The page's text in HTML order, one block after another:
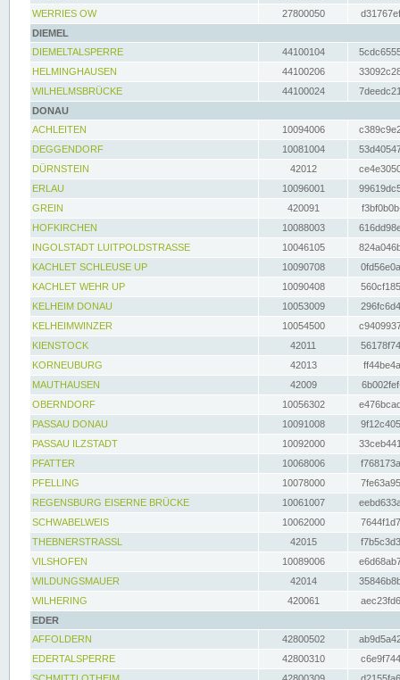
WERRIES OW
27800050
DIEMEL
DIEMELTALSPERRE
44100104
HELMINGHAUSEN
44100206
WILHELMSBRÜCKE
44100024
DONAU
ACHLEITEN
10094006
DEGGENDORF
10081004
DÜRNSTEIN
42012
ERLAU
10096001
GREIN
420091
HOFKIRCHEN
10088003
INGOLSTADT LUITPOLDSTRASSE
10046105
KACHLET SCHLEUSE UP
10090708
KACHLET WEHR UP
10090408
KELHEIM DONAU
10053009
KELHEIMWINZER
10054500
KIENSTOCK
42011
KORNEUBURG
42013
MAUTHAUSEN
42009
OBERNDORF
10056302
PASSAU DONAU
10091008
PASSAU ILZSTADT
10092000
PFATTER
10068006
PFELLING
10078000
REGENSBURG EISERNE BRÜCKE
10061007
SCHWABELWEIS
10062000
THEBNERSTRASSL
42015
VILSHOFEN
10089006
WILDUNGSMAUER
42014
WILHERING
420061
EDER
AFFOLDERN
42800502
EDERTALSPERRE
42800310